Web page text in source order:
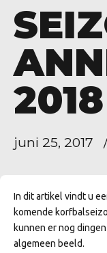
2018
juni 25, 2017
In dit artikel vindt u
komende
kunnen er nog
algemeen beeld.